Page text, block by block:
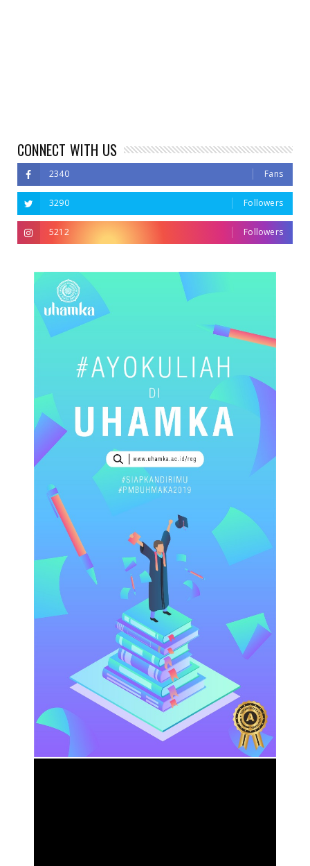
CONNECT WITH US
2340 Fans
3290 Followers
5212 Followers